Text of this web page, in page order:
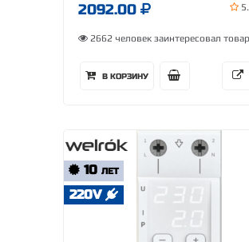
2092.00
2662 человек заинтересовал
В КОРЗИНУ
10 ЛЕТ
220V